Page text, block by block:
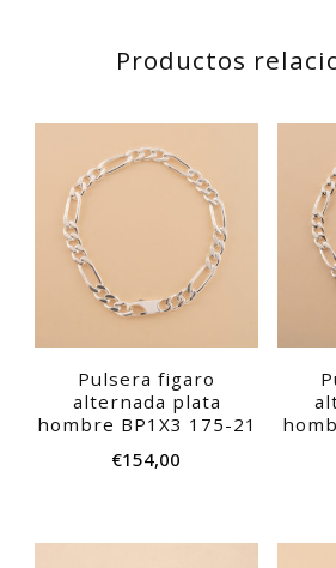
Productos
Pulsera figaro
alternada plata
hombre BP1X3 175-21
€154,00